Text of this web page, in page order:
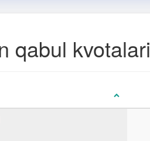
qabul kvotalari